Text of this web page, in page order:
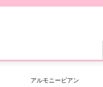
アルモニービアン